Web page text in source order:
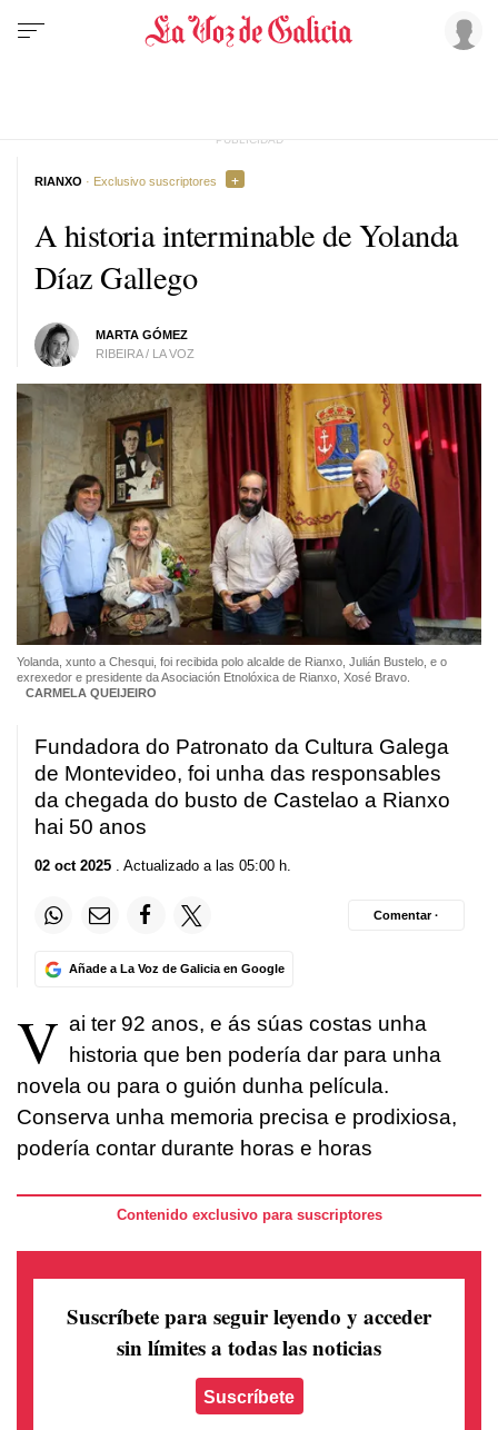
A historia interminable de Yolanda
Díaz Gallego
MARTA GÓMEZ
RIBEIRA / LA VOZ
RIANXO · Exclusivo suscriptores
Yolanda, xunto a Chesqui, foi recibida polo alcalde de Rianxo, Julián Bustelo, e o
exrexedor e presidente da Asociación Etnolóxica de Rianxo, Xosé Bravo.
CARMELA QUEIJEIRO
Fundadora do Patronato da Cultura Galega
de Montevideo, foi unha das responsables
da chegada do busto de Castelao a Rianxo
hai 50 anos
02 oct 2025 . Actualizado a las 05:00 h.
Añade a La Voz de Galicia en Google
Comentar ·
V ai ter 92 anos, e ás súas costas unha
historia que ben podería dar para unha
novela ou para o guión dunha película.
Conserva unha memoria precisa e prodixiosa,
podería contar durante horas e horas
Contenido exclusivo para suscriptores
Suscríbete para seguir leyendo y acceder
sin límites a todas las noticias
Suscríbete